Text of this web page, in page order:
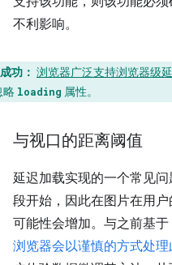
不利影响。
成功： 浏览器广泛支持浏览器级
略 loading 属性。
与视口的距离阈值
延迟加载实现的一个常见
段开始，因此在图片在用
可能性会增加。与之前基
浏览器会以谨慎的方式处理